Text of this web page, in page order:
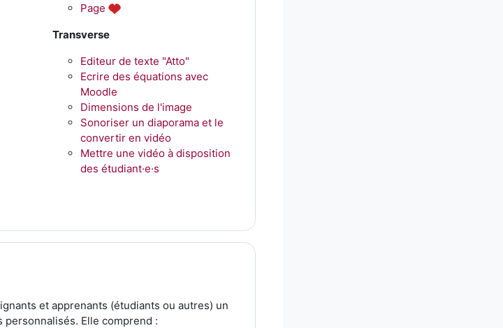
Page
Transverse
Editeur de texte "Atto"
Ecrire des équations avec
Moodle
Dimensions de l'image
Sonoriser un diaporama et le
convertir en vidéo
Mettre une vidéo à disposition
des étudiant·e·s
et apprenants (étudiants ou autres) un
Elle comprend :